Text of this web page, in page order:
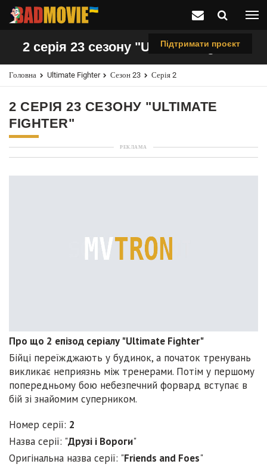
Підтримати проєкт
2 серія 23 сезону "Ultimate Fighter"
Головна Ultimate Fighter Сезон 23 Серія 2
2 СЕРІЯ 23 СЕЗОНУ "ULTIMATE
FIGHTER"
РЕКЛАМА
Про що 2 епізод серіалу "Ultimate Fighter"
Бійці переїжджають у будинок, а початок тренувань
викликає неприязнь між тренерами. Потім у першому
попередньому бою небезпечний форвард вступає в
бій зі знайомим суперником.
Номер серії: 2
Назва серії: "Друзі і Вороги"
Оригінальна назва серії: "Friends and Foes"